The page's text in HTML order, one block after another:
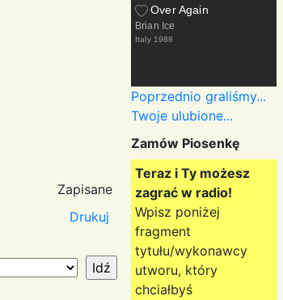
Zapisane
Drukuj
Over Again
Brian Ice
Italy 1988
Poprzednio graliśmy...
Twoje ulubione...
Zamów Piosenkę
Teraz i Ty możesz
zagrać w radio!
Wpisz poniżej
fragment
tytułu/wykonawcy
utworu, który
chciałbyś